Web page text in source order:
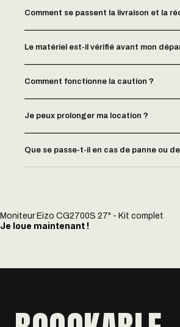
Comment se passent la livraison et la
Le matériel est-il vérifié avant mon
Comment fonctionne la caution ?
Je peux prolonger ma location ?
Que se passe-t-il en cas de panne ou
Moniteur Eizo CG2700S 27" - Kit complet
Je loue maintenant !